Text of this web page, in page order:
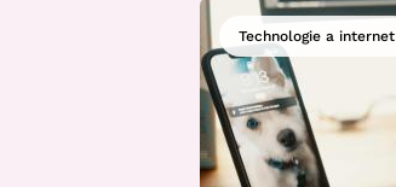
Technologie a internet